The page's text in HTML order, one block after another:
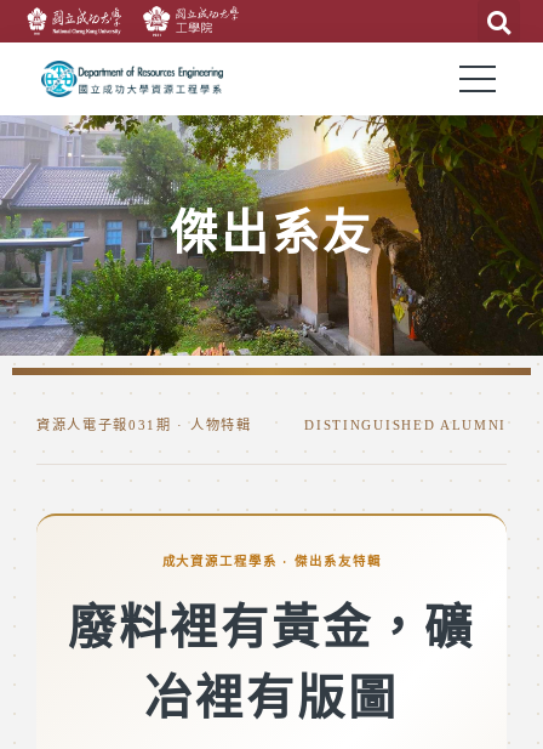
傑出系友
資源人電子報031期 · 人物特輯 DISTINGUISHED ALUMNI
成大資源工程學系 · 傑出系友特輯
廢料裡有黃金，礦
冶裡有版圖